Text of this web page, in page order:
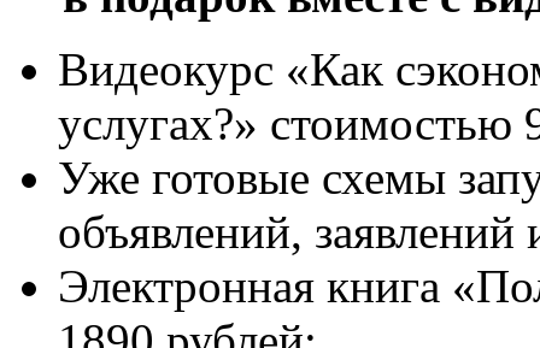
Видеокурс «Как
услугах?» стоимостью
Уже готовые схемы
объявлений, заявлений
Электронная книга